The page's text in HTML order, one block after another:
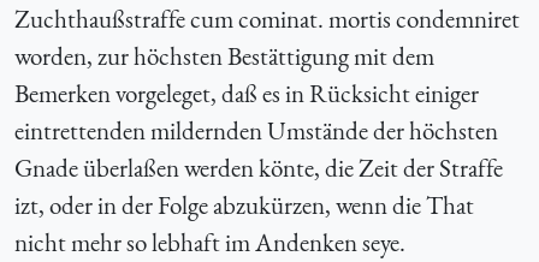
Zuchthaußstraffe cum cominat. mortis condemniret
worden, zur höchsten Bestättigung mit dem
Bemerken vorgeleget, daß es in Rücksicht einiger
eintrettenden mildernden Umstände der höchsten
Gnade überlaßen werden könte, die Zeit der Straffe
izt, oder in der Folge abzukürzen, wenn die That
nicht mehr so lebhaft im Andenken seye.